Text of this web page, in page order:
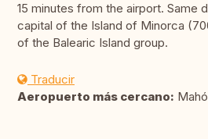
15 minutes from the airport. Same
capital of the Island of Minorca
of the Balearic Island group.
Traducir
Aeropuerto más cercano: